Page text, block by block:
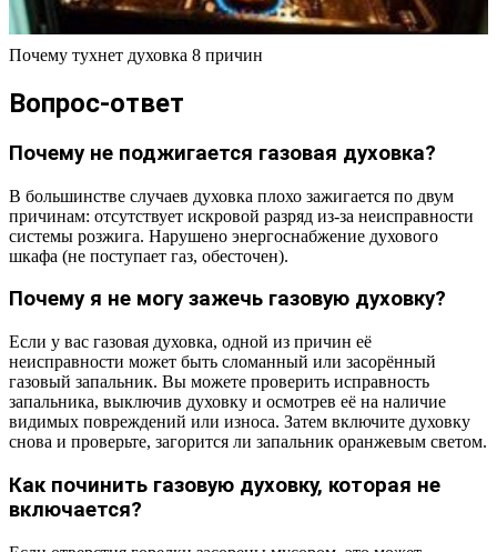
Почему тухнет духовка 8 причин
Вопрос-ответ
Почему не поджигается газовая духовка?
В большинстве случаев духовка плохо зажигается по двум
причинам: отсутствует искровой разряд из-за неисправности
системы розжига. Нарушено энергоснабжение духового
шкафа (не поступает газ, обесточен).
Почему я не могу зажечь газовую духовку?
Если у вас газовая духовка, одной из причин её
неисправности может быть сломанный или засорённый
газовый запальник. Вы можете проверить исправность
запальника, выключив духовку и осмотрев её на наличие
видимых повреждений или износа. Затем включите духовку
снова и проверьте, загорится ли запальник оранжевым светом.
Как починить газовую духовку, которая не
включается?